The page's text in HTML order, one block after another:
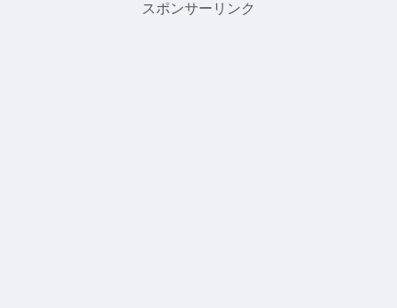
スポンサーリンク